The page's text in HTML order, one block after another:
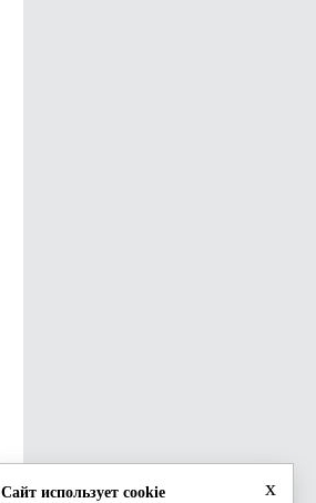
x
Сайт использует cookie